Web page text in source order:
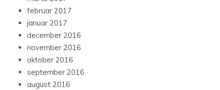
februar 2017
januar 2017
december 2016
november 2016
oktober 2016
september 2016
august 2016